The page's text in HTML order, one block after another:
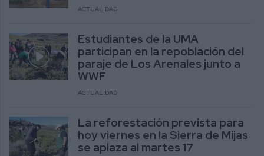
ACTUALIDAD
Estudiantes de la UMA
participan en la repoblación del
paraje de Los Arenales junto a
WWF
ACTUALIDAD
La reforestación prevista para
hoy viernes en la Sierra de Mijas
se aplaza al martes 17